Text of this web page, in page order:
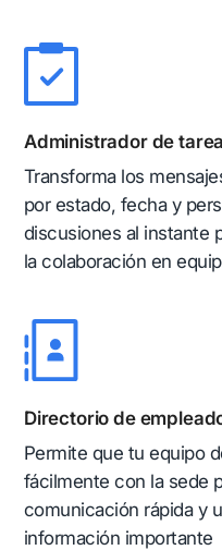
Administrador de
Transforma los
por estado, fecha y
discusiones al instante
la colaboración en
Directorio de
Permite que tu equipo
fácilmente con la sede
comunicación rápida y
información importante